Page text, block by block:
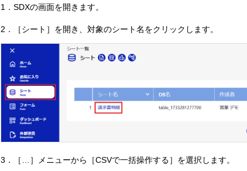
1．SDXの画面を開きます。
2．［シート］を開き、対象のシート名をクリックします。
3．［…］メニューから［CSVで一括操作する］を選択します。